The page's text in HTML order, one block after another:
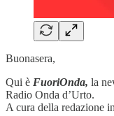
Buonasera,
Qui è FuoriOnda, la
Radio Onda d’Urto.
A cura della redazione